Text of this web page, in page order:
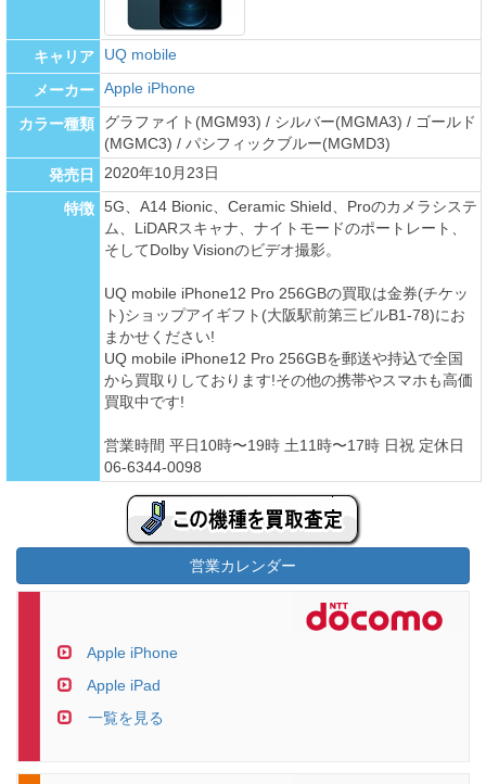
キャリア UQ mobile
メーカー Apple iPhone
カラー種類
グラファイト(MGM93) / シルバー(MGMA3) / ゴールド
(MGMC3) / パシフィックブルー(MGMD3)
発売日
2020年10月23日
特徴 5G、A14 Bionic、Ceramic Shield、Proのカメラシステ
ム、LiDARスキャナ、ナイトモードのポートレート、
そしてDolby Visionのビデオ撮影。
UQ mobile iPhone12 Pro 256GBの買取は金券(チケッ
ト)ショップアイギフト(大阪駅前第三ビルB1-78)にお
まかせください!
UQ mobile iPhone12 Pro 256GBを郵送や持込で全国
から買取りしております!その他の携帯やスマホも高価
買取中です!
営業時間 平日10時〜19時 土11時〜17時 日祝 定休日
06-6344-0098
営業カレンダー
Apple iPhone
Apple iPad
一覧を見る